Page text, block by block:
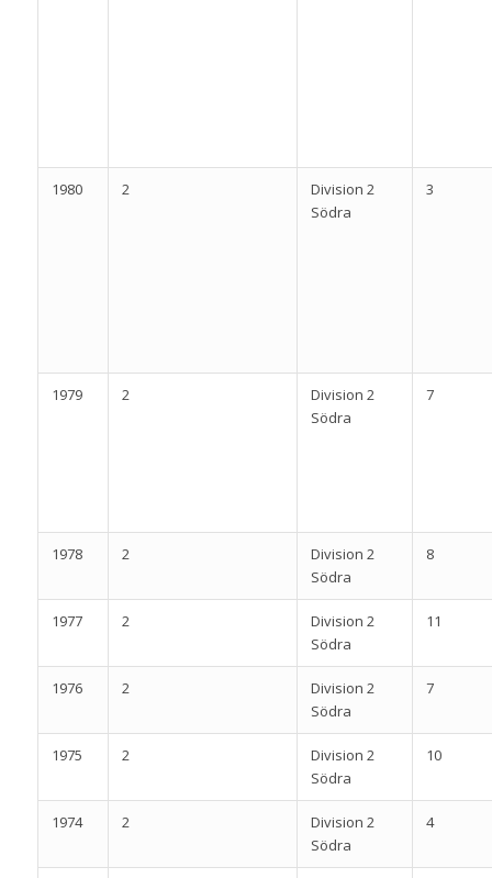
1980 2
Division 2
Södra
3
1979 2
Division 2
Södra
7
1978 2
Division 2
Södra
8
1977 2
Division 2
Södra
11
1976 2
Division 2
Södra
7
1975 2
Division 2
Södra
10
1974 2
Division 2
Södra
4